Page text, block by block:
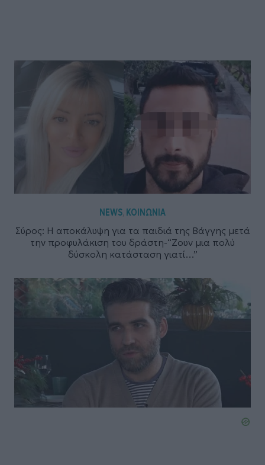
NEWS, ΚΟΙΝΩΝΙΑ
Σύρος: Η αποκάλυψη για τα παιδιά της Βάγγης μετά
την προφυλάκιση του δράστη-“Ζουν μια πολύ
δύσκολη κατάσταση γιατί…”